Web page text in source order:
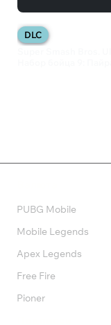
DLC
PUBG Mobile
Mobile Legends
Apex Legends
Free Fire
Pioner